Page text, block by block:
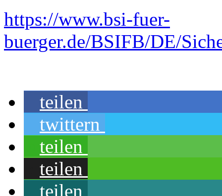
https://www.bsi-fuer-
buerger.de/BSIFB/DE/
teilen
twittern
teilen
teilen
teilen